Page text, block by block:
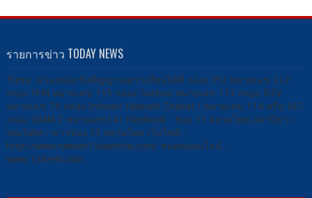
รายการข่าว TODAY NEWS
รับชม -ผ่านกล่องรับสัญญาณดาวเทียมได้ที่ กล่อง PSI หมายเลข 212
กล่อง IPM หมายเลข 115 กล่อง Sunbox หมายเลข 113 กล่อง DTV
หมายเลข 79 กล่อง Infosat/ Ideasat/ Thaisat / หมายเลข 114 หรือ 167
กล่อง GMM Z หมายเลข141 Facebook : ช่อง 13 สยามไทย สถานีข่าว
YouTube : ข่าวช่อง 13 สยามไทย เว็บไซต์ :
http://www.newstv13siamthai.com/ ชมสดออนไลน์ :
www.13livetv.com